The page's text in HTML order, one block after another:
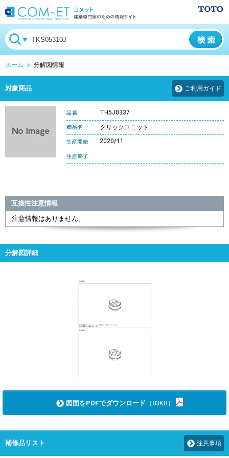
ホーム 分解図情報
対象商品 ご利用ガイド
TH5J0337
クリックユニット
2020/11
互換性注意情報
注意情報はありません。
分解図詳細
図面をPDFでダウンロード （83KB）
補修品リスト 注意事項